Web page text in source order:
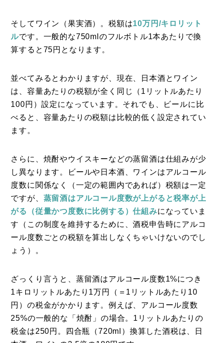
そしてワイン（果実酒）。税額は10万円/キロリット
ルです。一般的な750mlのフルボトル1本あたりで換
算すると75円となります。
並べてみるとわかりますが、現在、日本酒とワイン
は、容量あたりの税額が全く同じ（1リットルあたり
100円）設定になっています。それでも、ビールに比
べると、容量あたりの税額は比較的低く設定されてい
ます。
さらに、焼酎やウイスキーなどの蒸留酒は仕組みが少
し異なります。ビールや日本酒、ワインはアルコール
度数に関係なく（一定の範囲内であれば）税額は一定
ですが、 蒸留酒はアルコール度数が上がると税率が上
がる（従量かつ度数に比例する）仕組みになっていま
す（この制度を維持するために、酒税申告時にアルコ
ール度数ごとの税額を算出しなくちゃいけないのでし
ょう）。
ざっくり言うと、蒸留酒はアルコール度数1%につき
1キロリットルあたり1万円（＝1リットルあたり10
円）の税金がかかります。例えば、アルコール度数
25%の一般的な「焼酎」の場合。1リットルあたりの
税金は250円。四合瓶（720ml）換算した酒税は、日